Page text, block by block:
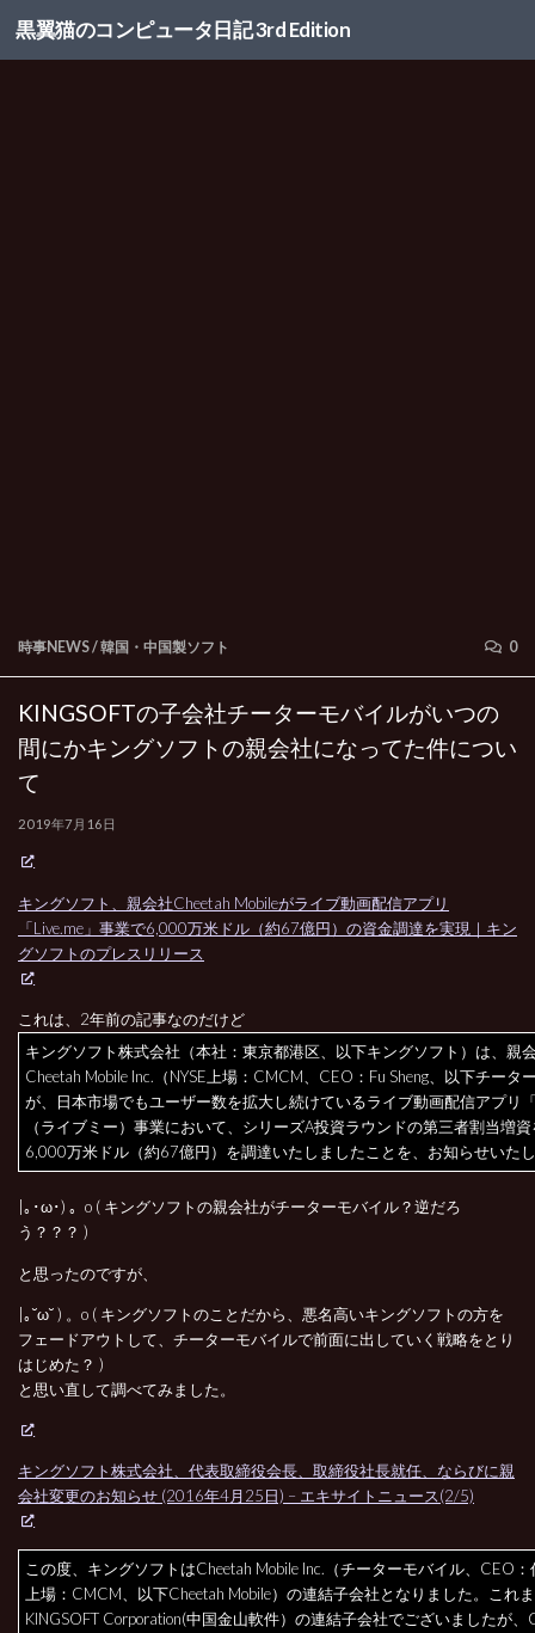
コンテンツへスキップ
黒翼猫のコンピュータ日記 3rd Edition
時事NEWS/韓国・中国製ソフト 0
KINGSOFTの子会社チーターモバイルがいつの
間にかキングソフトの親会社になってた件につい
て
2019年7月16日
キングソフト、親会社Cheetah Mobileがライブ動画配信アプリ
「Live.me」事業で6,000万米ドル（約67億円）の資金調達を実現｜キン
グソフトのプレスリリース
これは、2年前の記事なのだけど
キングソフト株式会社（本社：東京都港区、以下キングソフト）は、親
Cheetah Mobile Inc.（NYSE上場：CMCM、CEO：Fu Sheng、以下チータ
が、日本市場でもユーザー数を拡大し続けているライブ動画配信アプリ
（ライブミー）事業において、シリーズA投資ラウンドの第三者割当増
6,000万米ドル（約67億円）を調達いたしましたことを、お知らせいた
|｡･ω･) 。o ( キングソフトの親会社がチーターモバイル？逆だろ
う？？？ )
と思ったのですが、
|｡˘ω˘ ) 。o ( キングソフトのことだから、悪名高いキングソフトの方を
フェードアウトして、チーターモバイルで前面に出していく戦略をとり
はじめた？ )
と思い直して調べてみました。
キングソフト株式会社、代表取締役会長、取締役社長就任、ならびに親
会社変更のお知らせ (2016年4月25日) – エキサイトニュース(2/5)
この度、キングソフトはCheetah Mobile Inc.（チーターモバイル、CEO：
上場：CMCM、以下Cheetah Mobile）の連結子会社となりました。これ
KINGSOFT Corporation(中国金山軟件）の連結子会社でございましたが、